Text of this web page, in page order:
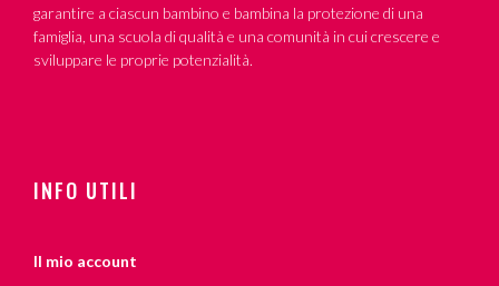
garantire a ciascun bambino e bambina la protezione di una
famiglia, una scuola di qualità e una comunità in cui crescere e
sviluppare le proprie potenzialità.
INFO UTILI
Il mio account